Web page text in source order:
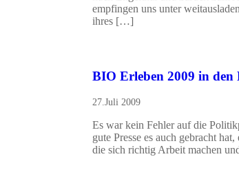
empfingen uns unter
ihres […]
BIO Erleben 2009 in
27.Juli 2009
Es war kein Fehler auf die
gute Presse es auch gebracht
die sich richtig Arbeit machen